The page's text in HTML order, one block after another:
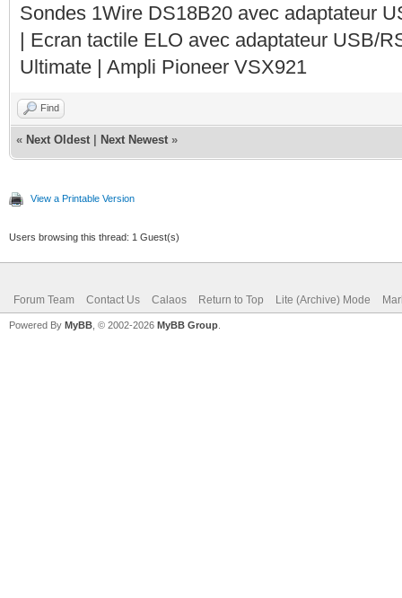
Sondes 1Wire DS18B20 avec adaptateur
| Ecran tactile ELO avec adaptateur USB/
Ultimate | Ampli Pioneer VSX921
Find
« Next Oldest Next Newest »
View a Printable Version
Users browsing this thread: 1 Guest(s)
Forum Team Contact Us Calaos Return to Top Lite (Archive) Mode
Powered By MyBB , © 2002-2026 MyBB Group